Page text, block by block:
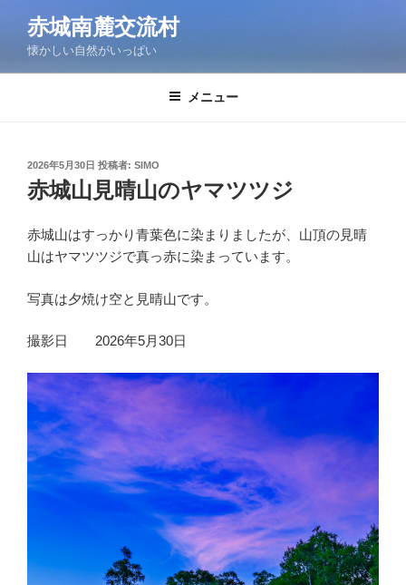
ン
赤城南麓交流村
懐かしい自然がいっぱい
メニュー
投
稿
日:
2026年5月30日 投稿者: SIMO
赤城山見晴山のヤマツツジ
赤城山はすっかり青葉色に染まりましたが、山頂の見晴
山はヤマツツジで真っ赤に染まっています。
写真は夕焼け空と見晴山です。
撮影日 2026年5月30日